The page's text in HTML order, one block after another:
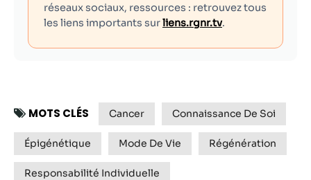
réseaux sociaux, ressources : retrouvez tous
les liens importants surliens.rgnr.tv.
MOTS CLÉS Cancer Connaissance De Soi
Épigénétique Mode De Vie Régénération
Responsabilité Individuelle